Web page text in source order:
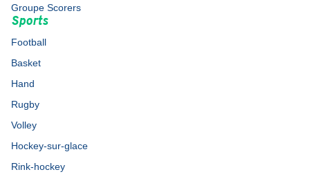
Groupe Scorers
Sports
Football
Basket
Hand
Rugby
Volley
Hockey-sur-glace
Rink-hockey